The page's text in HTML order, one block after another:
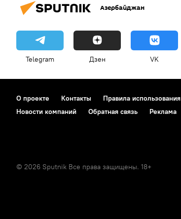
Азербайджан
Telegram Дзен VK
О проекте Контакты Правила использования
Новости компаний
Обратная связь Реклама
© 2026 Sputnik Все права защищены. 18+